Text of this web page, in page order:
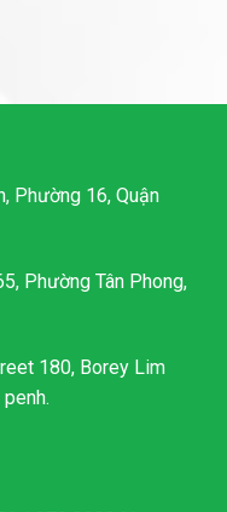
Phường 16, Quận
Phường Tân Phong,
180, Borey Lim